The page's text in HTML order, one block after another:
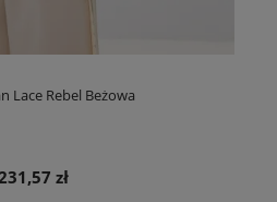
Lace Rebel Beżowa
zł